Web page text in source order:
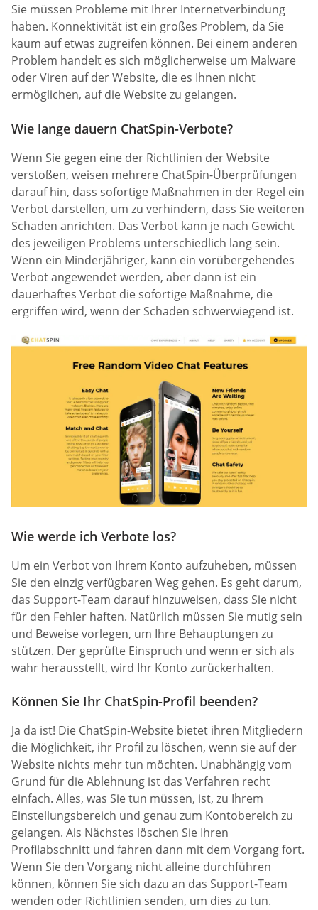
Sie müssen Probleme mit Ihrer Internetverbindung
haben. Konnektivität ist ein großes Problem, da Sie
kaum auf etwas zugreifen können. Bei einem anderen
Problem handelt es sich möglicherweise um Malware
oder Viren auf der Website, die es Ihnen nicht
ermöglichen, auf die Website zu gelangen.
Wie lange dauern ChatSpin-Verbote?
Wenn Sie gegen eine der Richtlinien der Website
verstoßen, weisen mehrere ChatSpin-Überprüfungen
darauf hin, dass sofortige Maßnahmen in der Regel ein
Verbot darstellen, um zu verhindern, dass Sie weiteren
Schaden anrichten. Das Verbot kann je nach Gewicht
des jeweiligen Problems unterschiedlich lang sein.
Wenn ein Minderjähriger, kann ein vorübergehendes
Verbot angewendet werden, aber dann ist ein
dauerhaftes Verbot die sofortige Maßnahme, die
ergriffen wird, wenn der Schaden schwerwiegend ist.
Wie werde ich Verbote los?
Um ein Verbot von Ihrem Konto aufzuheben, müssen
Sie den einzig verfügbaren Weg gehen. Es geht darum,
das Support-Team darauf hinzuweisen, dass Sie nicht
für den Fehler haften. Natürlich müssen Sie mutig sein
und Beweise vorlegen, um Ihre Behauptungen zu
stützen. Der geprüfte Einspruch und wenn er sich als
wahr herausstellt, wird Ihr Konto zurückerhalten.
Können Sie Ihr ChatSpin-Profil beenden?
Ja da ist! Die ChatSpin-Website bietet ihren Mitgliedern
die Möglichkeit, ihr Profil zu löschen, wenn sie auf der
Website nichts mehr tun möchten. Unabhängig vom
Grund für die Ablehnung ist das Verfahren recht
einfach. Alles, was Sie tun müssen, ist, zu Ihrem
Einstellungsbereich und genau zum Kontobereich zu
gelangen. Als Nächstes löschen Sie Ihren
Profilabschnitt und fahren dann mit dem Vorgang fort.
Wenn Sie den Vorgang nicht alleine durchführen
können, können Sie sich dazu an das Support-Team
wenden oder Richtlinien senden, um dies zu tun.